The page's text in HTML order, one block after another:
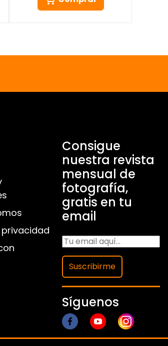
Consigue
nuestra revista
mensual de
fotografía,
gratis en tu
email
Suscribirme
Síguenos